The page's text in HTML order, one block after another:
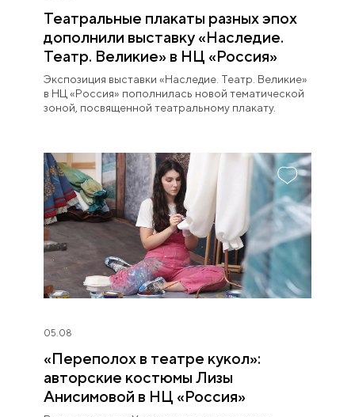
Театральные плакаты разных эпох
дополнили выставку «Наследие.
Театр. Великие» в НЦ «Россия»
Экспозиция выставки «Наследие. Театр. Великие»
в НЦ «Россия» пополнилась новой тематической
зоной, посвященной театральному плакату.
05.08
«Переполох в театре кукол»:
авторские костюмы Лизы
Анисимовой в НЦ «Россия»